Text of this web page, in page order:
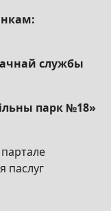
службы
парк №18»
паслуг